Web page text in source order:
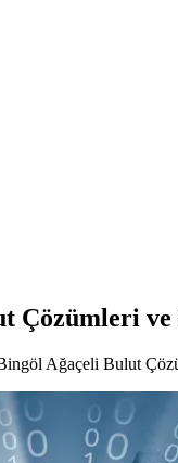
Çözümleri ve
Ağaçeli Bulut